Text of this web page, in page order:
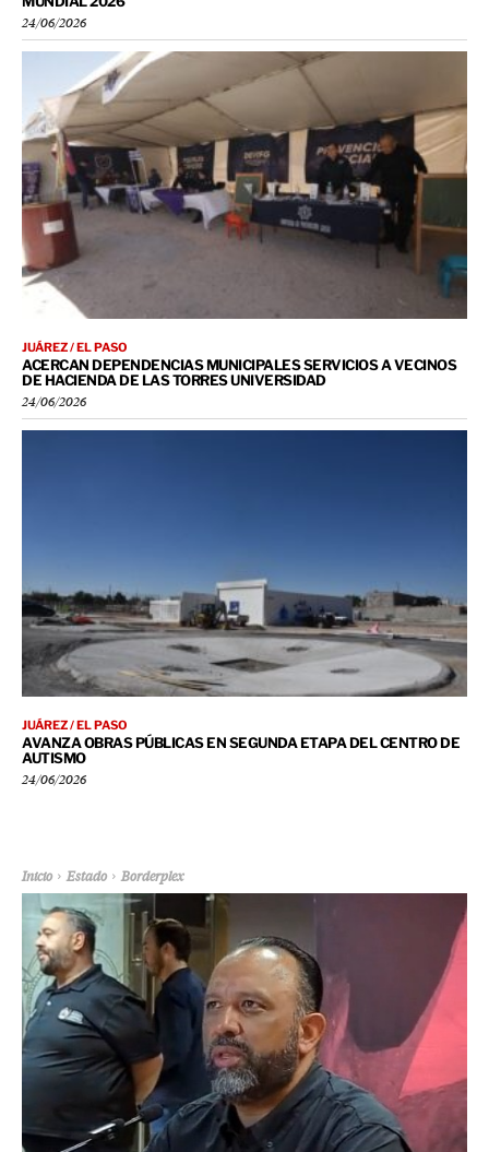
24/06/2026
JUÁREZ / EL PASO
ACERCAN DEPENDENCIAS MUNICIPALES SERVICIOS A VECINOS
DE HACIENDA DE LAS TORRES UNIVERSIDAD
24/06/2026
JUÁREZ / EL PASO
AVANZA OBRAS PÚBLICAS EN SEGUNDA ETAPA DEL CENTRO DE
AUTISMO
24/06/2026